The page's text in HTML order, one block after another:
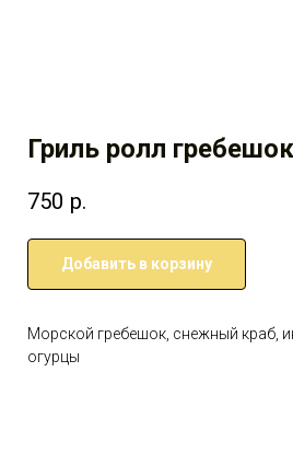
Гриль ролл
750 р.
Добавить в корзину
Морской гребешок, снежный краб,
огурцы